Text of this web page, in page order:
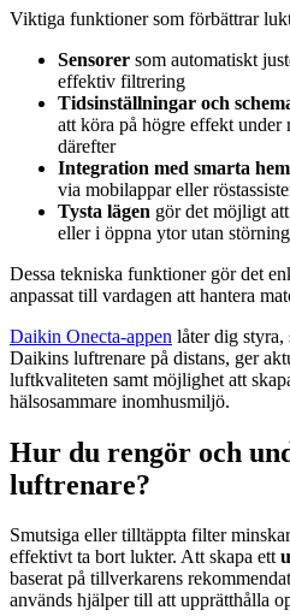
Viktiga funktioner som förbättrar
Sensorer som automatiskt
effektiv filtrering
Tidsinställningar och
att köra på högre effekt
därefter
Integration med smarta hem
via mobilappar eller
Tysta lägen gör det möjligt
eller i öppna ytor utan
Dessa tekniska funktioner gör det
anpassat till vardagen att hantera
Daikin Onecta‑appen låter dig styra,
Daikins luftrenare på distans, ger
luftkvaliteten samt möjlighet att
hälsosammare inomhusmiljö.
Hur du rengör och
luftrenare?
Smutsiga eller tilltäppta filter
effektivt ta bort lukter. Att skapa ett
baserat på tillverkarens
används hjälper till att upprätthålla